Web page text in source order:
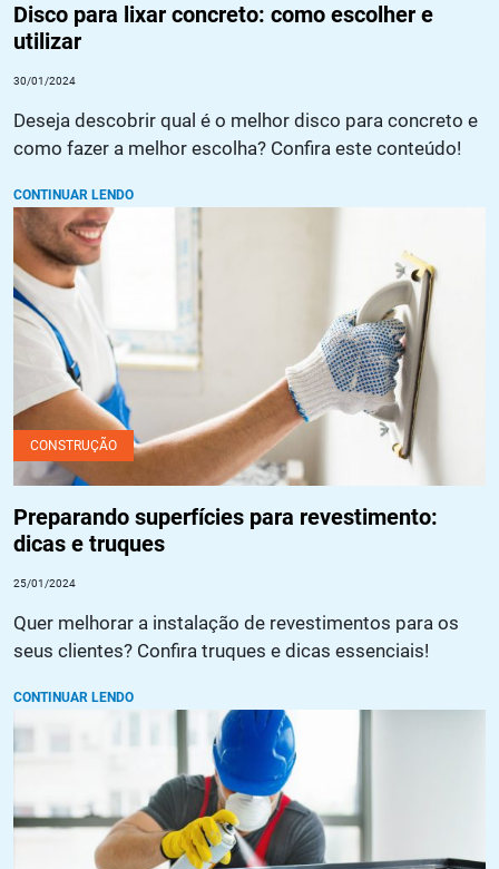
Disco para lixar concreto: como escolher e
utilizar
30/01/2024
Deseja descobrir qual é o melhor disco para concreto e
como fazer a melhor escolha? Confira este conteúdo!
CONTINUAR LENDO
Preparando superfícies para revestimento: dicas e truques
CONSTRUÇÃO
Preparando superfícies para revestimento:
dicas e truques
25/01/2024
Quer melhorar a instalação de revestimentos para os
seus clientes? Confira truques e dicas essenciais!
CONTINUAR LENDO
Pintura anticorrosiva: o que é, quais as vantagens e como
aplicar?